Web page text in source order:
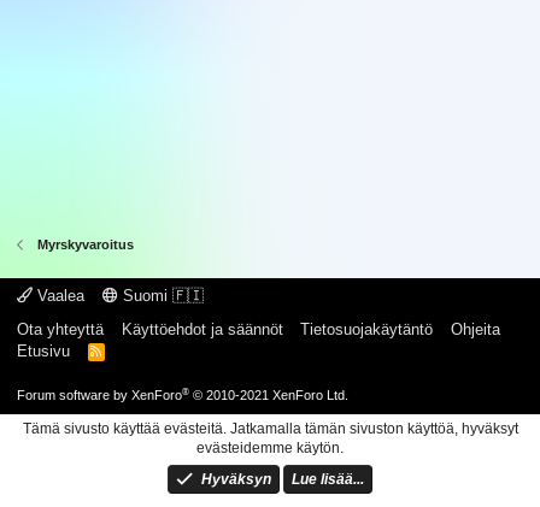
Myrskyvaroitus
Vaalea
Suomi 🇫🇮
Ota yhteyttä
Käyttöehdot ja säännöt Tietosuojakäytäntö
Ohjeita
Etusivu
R
Forum software by XenForo® © 2010-2021 XenForo Ltd.
Tämä sivusto käyttää evästeitä. Jatkamalla tämän sivuston käyttöä, hyväksyt
evästeidemme käytön.
Hyväksyn
Lue lisää...